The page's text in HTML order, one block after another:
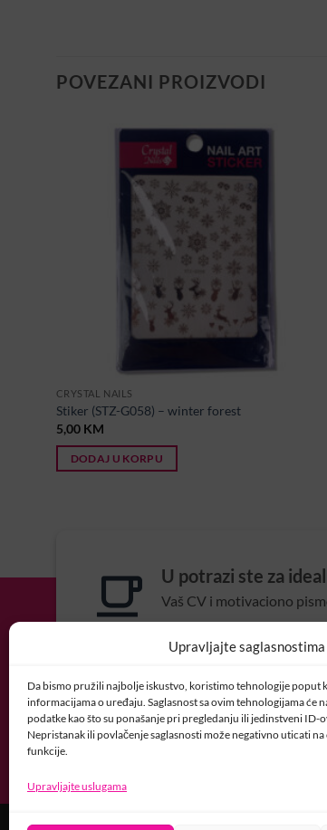
Upravljajte saglasnostima
Da bismo pružili najbolje iskustvo, koristimo tehnologije poput
informacijama o uređaju. Saglasnost sa ovim tehnologijama će
podatke kao što su ponašanje pri pregledanju ili jedinstveni ID-
Nepristanak ili povlačenje saglasnosti može negativno uticati
funkcije.
Upravljajte uslugama
POVEZANI PROIZVODI
CRYSTAL NAILS
Stiker (STZ-G058) – winter forest
5,00 KM
DODAJ U KORPU
U potrazi ste za
Vaš CV i motivaciono
USLOVI KORIŠTENJA